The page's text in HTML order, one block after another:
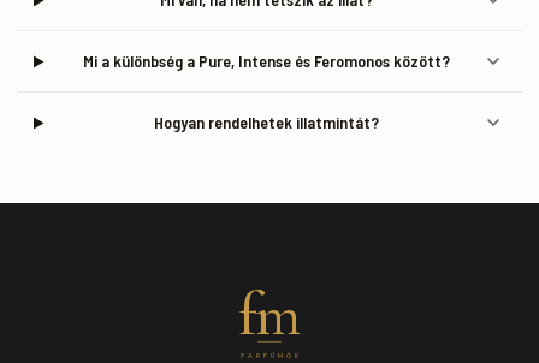
Mi a különbség a Pure, Intense és Feromonos között?
Hogyan rendelhetek illatmintát?
fm
PARFÜMÖK